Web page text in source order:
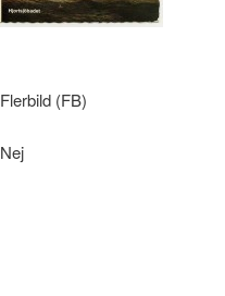
Flerbild (FB)
Nej